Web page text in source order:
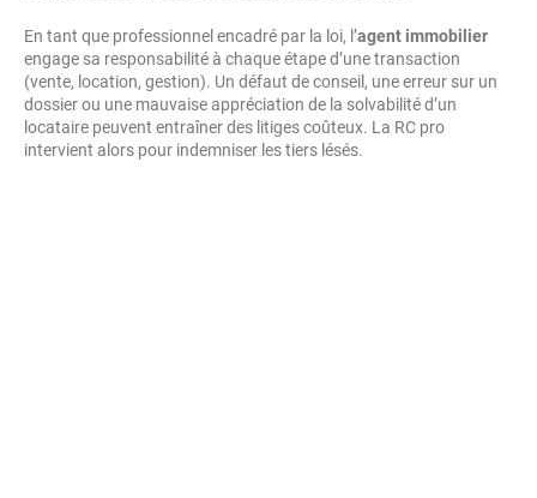
En tant que professionnel encadré par la loi, l’agent immobilier
engage sa responsabilité à chaque étape d’une transaction
(vente, location, gestion). Un défaut de conseil, une erreur sur un
dossier ou une mauvaise appréciation de la solvabilité d’un
locataire peuvent entraîner des litiges coûteux. La RC pro
intervient alors pour indemniser les tiers lésés.